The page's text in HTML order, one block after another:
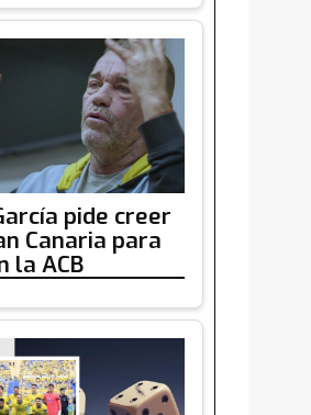
pide creer
Canaria para
la ACB